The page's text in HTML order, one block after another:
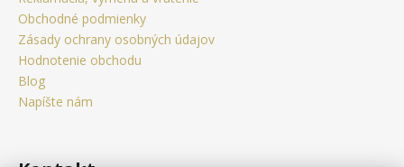
Obchodné podmienky
Zásady ochrany osobných údajov
Hodnotenie obchodu
Blog
Napíšte nám